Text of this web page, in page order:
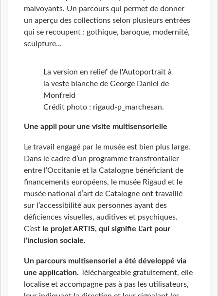
malvoyants. Un parcours qui permet de donner
un aperçu des collections selon plusieurs entrées
qui se recoupent : gothique, baroque, modernité,
sculpture...
La version en relief de l'Autoportrait à
la veste blanche de George Daniel de
Monfreid
Crédit photo : rigaud-p_marchesan.
Une appli pour une visite multisensorielle
Le travail engagé par le musée est bien plus large.
Dans le cadre d’un programme transfrontalier
entre l’Occitanie et la Catalogne bénéficiant de
financements européens, le musée Rigaud et le
musée national d’art de Catalogne ont travaillé
sur l’accessibilité aux personnes ayant des
déficiences visuelles, auditives et psychiques.
C’est le projet ARTIS, qui signifie L'art pour
l'inclusion sociale.
Un parcours multisensoriel a été développé via
une application. Téléchargeable gratuitement, elle
localise et accompagne pas à pas les utilisateurs,